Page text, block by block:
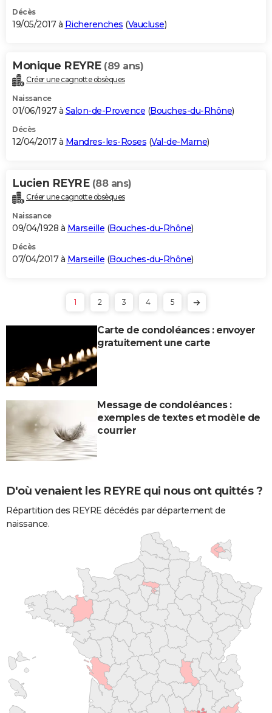
Décès
19/05/2017 à Richerenches (Vaucluse)
Monique REYRE (89 ans)
Créer une cagnotte obsèques
Naissance
01/06/1927 à Salon-de-Provence (Bouches-du-Rhône)
Décès
12/04/2017 à Mandres-les-Roses (Val-de-Marne)
Lucien REYRE (88 ans)
Créer une cagnotte obsèques
Naissance
09/04/1928 à Marseille (Bouches-du-Rhône)
Décès
07/04/2017 à Marseille (Bouches-du-Rhône)
1 2 3 4 5
Carte de condoléances : envoyer
gratuitement une carte
Message de condoléances :
exemples de textes et modèle de
courrier
D'où venaient les REYRE qui nous ont quittés ?
Répartition des REYRE décédés par département de
naissance.